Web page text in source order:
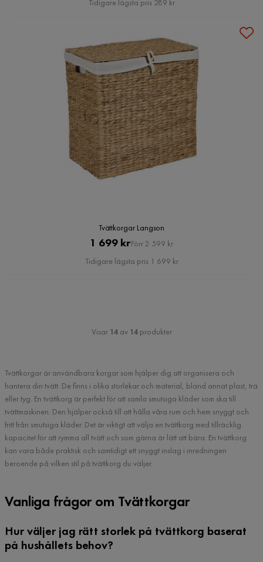
Tidigare lägsta pris 289 kr
Tvättkorgar Langson
Pris
1 699 krOriginal
Pris
Förr 2 599 kr
Tidigare lägsta pris 1 699 kr
Visar 14av 14produkter
Tvättkorgar är användbara korgar som hjälper dig att organisera och
hantera din tvätt. De finns i olika storlekar och material, bland annat plast, trä
eller tyg. En tvättkorg är perfekt för att samla smutsiga kläder som ska till
tvättmaskinen. Den hjälper också till att hålla våra rum och hem snyggt och
fritt från smutsiga kläder. Det är viktigt att välja en tvättkorg med tillräcklig
kapacitet för att rymma all tvätt och som gärna är lätt att bära. En tvättkorg
kan vara både praktisk och samtidigt ett snyggt inslag i inredningen
beroende på vilken stil på tvättkorg du väljer.
Vanliga frågor om Tvättkorgar
Hur väljer jag rätt storlek på tvättkorg baserat
på hushållets behov?